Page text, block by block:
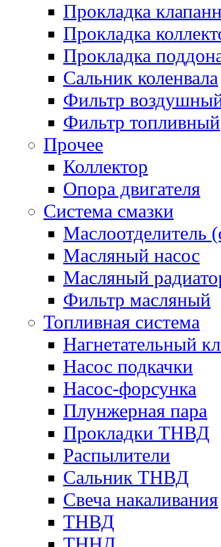
Прокладка
Прокладка
Прокладка
Сальник коленвала
Фильтр
Фильтр топливный
Прочее
Коллектор
Опора двигателя
Система смазки
Маслоотделитель
Масляный насос
Масляный
Фильтр масляный
Топливная система
Нагнетательный
Насос подкачки
Насос-форсунка
Плунжерная пара
Прокладки ТНВД
Распылители
Сальник ТНВД
Свеча накаливания
ТНВД